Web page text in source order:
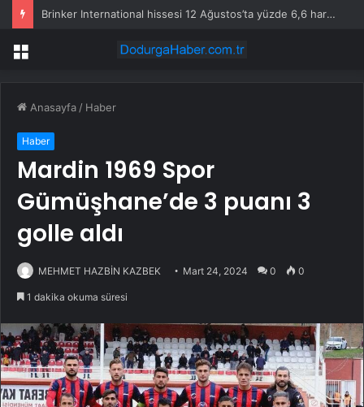
Brinker International hissesi 12 Ağustos’ta yüzde 6,6 hareket edebilir
Menü
Anasayfa / Haber
Haber
Mardin 1969 Spor
Gümüşhane’de 3 puanı 3
golle aldı
MEHMET HAZBİN KAZBEK Mart 24, 2024 0 0
1 dakika okuma süresi